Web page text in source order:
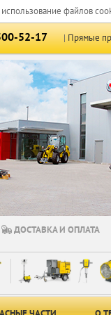
использование файлов
52-17 |Прямые
ДОСТАВКА И ОПЛАТА